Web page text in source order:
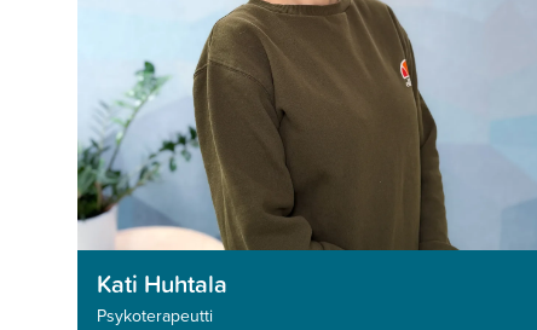
Kati Huhtala
Psykoterapeutti­